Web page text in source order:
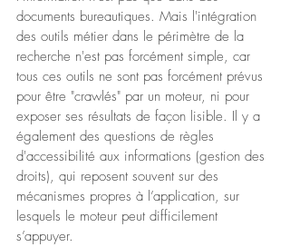
documents bureautiques. Mais l'intégration
des outils métier dans le périmètre de la
recherche n'est pas forcément simple, car
tous ces outils ne sont pas forcément prévus
pour être "crawlés" par un moteur, ni pour
exposer ses résultats de façon lisible. Il y a
également des questions de règles
d'accessibilité aux informations (gestion des
droits), qui reposent souvent sur des
mécanismes propres à l’application, sur
lesquels le moteur peut difficilement
s’appuyer.